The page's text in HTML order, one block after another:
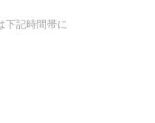
下記時間帯に